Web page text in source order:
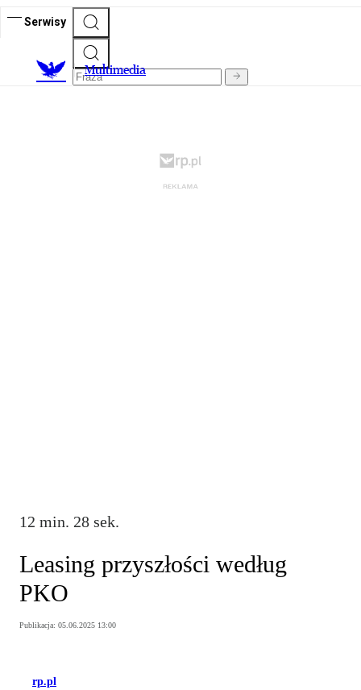
Serwisy
Multimedia
12 min. 28 sek.
Leasing przyszłości według
PKO
Publikacja: 05.06.2025 13:00
rp.pl